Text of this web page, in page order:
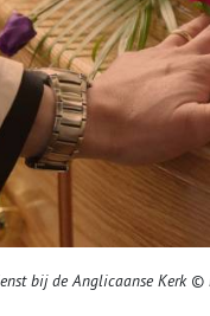
bij de Anglicaanse Kerk ©